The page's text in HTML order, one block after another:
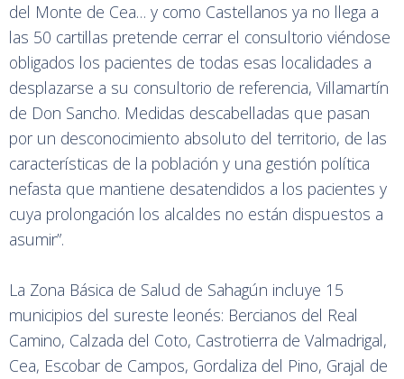
del Monte de Cea… y como Castellanos ya no llega a
las 50 cartillas pretende cerrar el consultorio viéndose
obligados los pacientes de todas esas localidades a
desplazarse a su consultorio de referencia, Villamartín
de Don Sancho. Medidas descabelladas que pasan
por un desconocimiento absoluto del territorio, de las
características de la población y una gestión política
nefasta que mantiene desatendidos a los pacientes y
cuya prolongación los alcaldes no están dispuestos a
asumir”.
La Zona Básica de Salud de Sahagún incluye 15
municipios del sureste leonés: Bercianos del Real
Camino, Calzada del Coto, Castrotierra de Valmadrigal,
Cea, Escobar de Campos, Gordaliza del Pino, Grajal de